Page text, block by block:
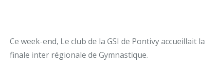
Ce week-end, Le club de la GSI de Pontivy accueillait la
finale inter régionale de Gymnastique.